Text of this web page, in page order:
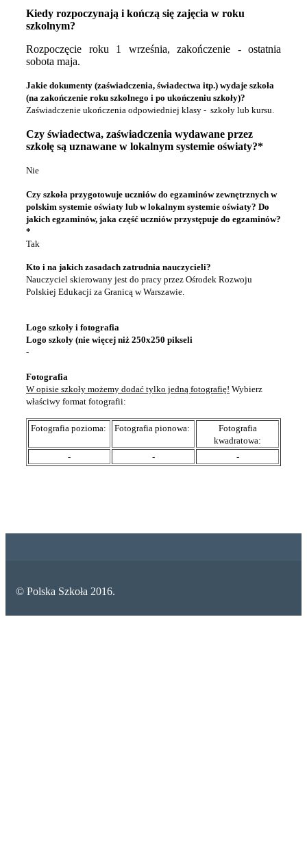
Kiedy rozpoczynają i kończą się zajęcia w roku
szkolnym?
Rozpoczęcie roku 1 września, zakończenie - ostatnia
sobota maja.
Jakie dokumenty (zaświadczenia, świadectwa itp.) wydaje szkoła
(na zakończenie roku szkolnego i po ukończeniu szkoły)?
Zaświadczenie ukończenia odpowiedniej klasy - szkoły lub kursu.
Czy świadectwa, zaświadczenia wydawane przez
szkołę są uznawane w lokalnym systemie oświaty?*
Nie
Czy szkoła przygotowuje uczniów do egzaminów zewnętrznych w
polskim systemie oświaty lub w lokalnym systemie oświaty? Do
jakich egzaminów, jaka część uczniów przystępuje do egzaminów?
*
Tak
Kto i na jakich zasadach zatrudnia nauczycieli?
Nauczyciel skierowany jest do pracy przez Ośrodek Rozwoju
Polskiej Edukacji za Granicą w Warszawie.
Logo szkoły i fotografia
Logo szkoły (nie więcej niż 250x250 pikseli
-
Fotografia
W opisie szkoły możemy dodać tylko jedną fotografię! Wybierz
właściwy format fotografii:
Fotografia pozioma: Fotografia pionowa:
Fotografia
kwadratowa:
-
- -
© Polska Szkoła 2016.